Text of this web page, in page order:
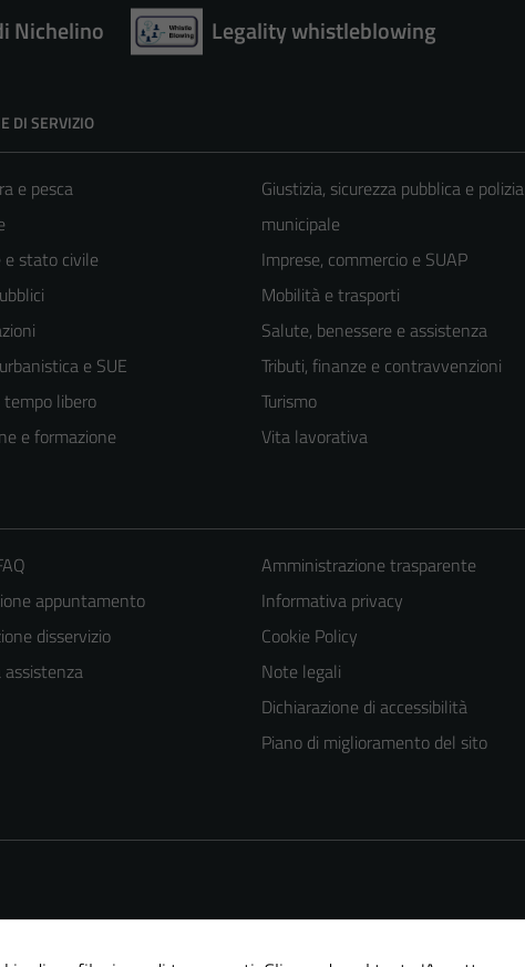
Nichelino Legality whistleblowing
DI SERVIZIO
e pesca
e stato civile
e SUE
libero
e formazione
Giustizia, sicurezza pubblica e polizia
municipale
Imprese, commercio e SUAP
Mobilità e trasporti
Salute, benessere e assistenza
Tributi, finanze e contravvenzioni
Turismo
Vita lavorativa
appuntamento
disservizio
assistenza
Amministrazione trasparente
Informativa privacy
Cookie Policy
Note legali
Dichiarazione di accessibilità
Piano di miglioramento del sito